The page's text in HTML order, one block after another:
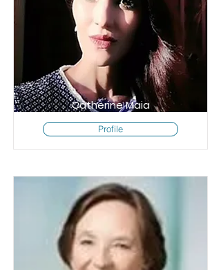
Catherine Maia
Profile